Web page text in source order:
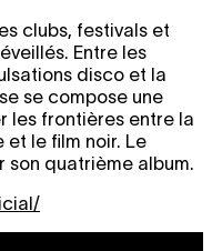
clubs, festivals et
Entre les
disco et la
se compose une
les frontières entre la
et le film noir. Le
quatrième album.